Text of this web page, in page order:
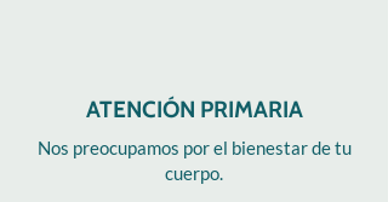
ATENCIÓN PRIMARIA
Nos preocupamos por el bienestar de tu
cuerpo.